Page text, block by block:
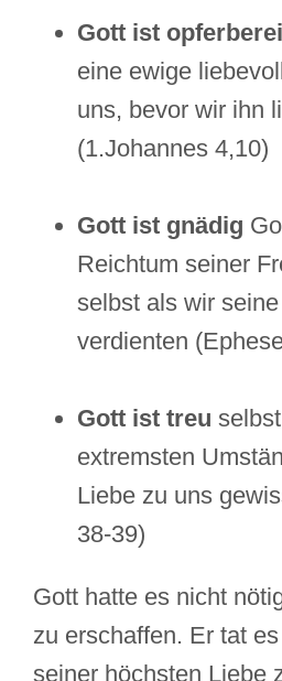
Gott ist
eine ewige
uns, bevor wir ihn
(1.Johannes 4,10)
Gott ist gnädig
Reichtum seiner
selbst als wir
verdienten
Gott ist treu
extremsten
Liebe zu uns
38-39)
Gott hatte es nicht
zu erschaffen. Er tat
seiner höchsten Liebe